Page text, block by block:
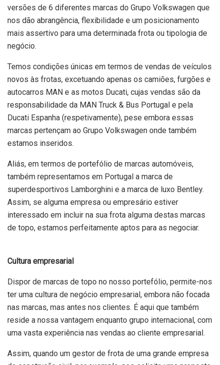
versões de 6 diferentes marcas do Grupo Volkswagen que
nos dão abrangência, flexibilidade e um posicionamento
mais assertivo para uma determinada frota ou tipologia de
negócio.
Temos condições únicas em termos de vendas de veículos
novos às frotas, excetuando apenas os camiões, furgões e
autocarros MAN e as motos Ducati, cujas vendas são da
responsabilidade da MAN Truck & Bus Portugal e pela
Ducati Espanha (respetivamente), pese embora essas
marcas pertençam ao Grupo Volkswagen onde também
estamos inseridos.
Aliás, em termos de portefólio de marcas automóveis,
também representamos em Portugal a marca de
superdesportivos Lamborghini e a marca de luxo Bentley.
Assim, se alguma empresa ou empresário estiver
interessado em incluir na sua frota alguma destas marcas
de topo, estamos perfeitamente aptos para as negociar.
Cultura empresarial
Dispor de marcas de topo no nosso portefólio, permite-nos
ter uma cultura de negócio empresarial, embora não focada
nas marcas, mas antes nos clientes. É aqui que também
reside a nossa vantagem enquanto grupo internacional, com
uma vasta experiência nas vendas ao cliente empresarial.
Assim, quando um gestor de frota de uma grande empresa